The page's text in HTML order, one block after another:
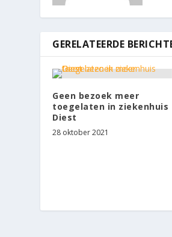
GERELATEERDE
Geen bezoek meer
toegelaten in ziekenhuis
Diest
28 oktober 2021